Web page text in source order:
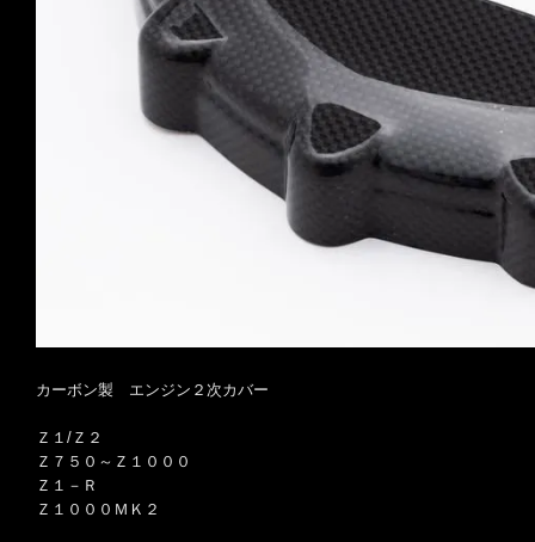
カーボン製 エンジン２次カバー
Ｚ１/Ｚ２
Ｚ７５０～Ｚ１０００
Ｚ１－Ｒ
Ｚ１０００ＭＫ２